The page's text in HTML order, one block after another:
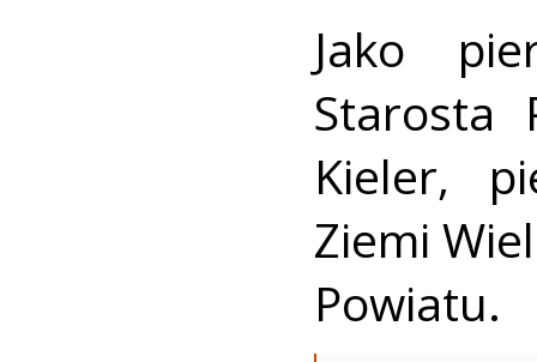
Jako
Starosta
Kieler,
Ziemi
Powiatu.